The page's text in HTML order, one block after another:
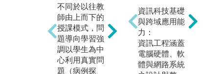
不同於以往教
師由上而下的
授課模式，問
題導向學習強
調以學生為中
心利用真實問
題（病例探
多元學習
除了系上專業
課程外，本系
也聘請資深臨
床物理治療師
或與臨床業師
資訊科技基礎
與跨域應用能
力：
資訊工程涵蓋
電腦硬體、軟
體與網路系統